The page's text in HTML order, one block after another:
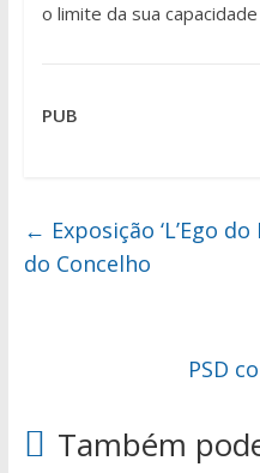
o limite da sua
PUB
← Exposição ‘L’Ego
do Concelho
PSD
Também